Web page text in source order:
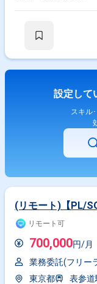
設定して
スキル
(リモート)【PL/
リモート可
700,000円/月
業務委託(フリー
東京都
表参道